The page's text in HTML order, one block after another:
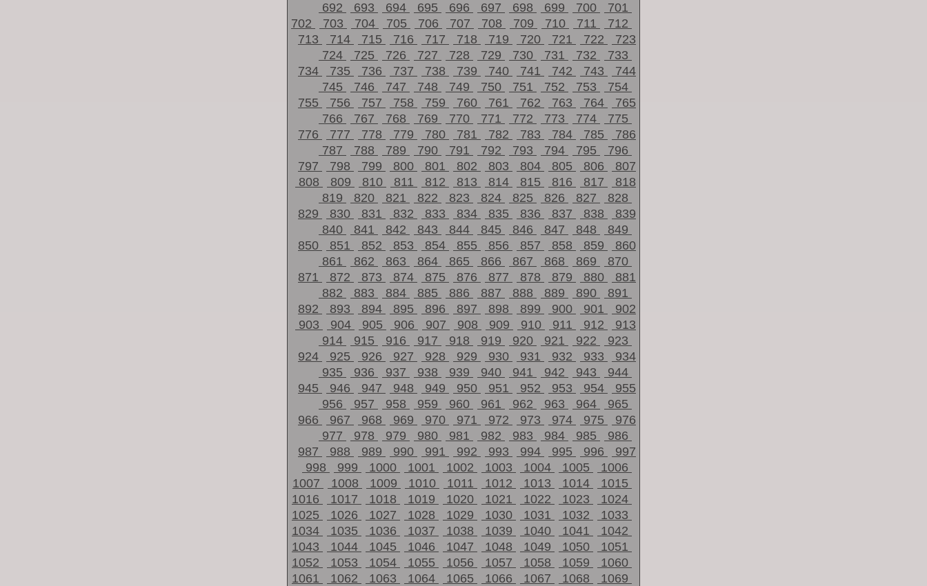
692
693 694 695 696 697 698 699 700
701
702
703 704 705 706 707 708 709 710 711
712
713
714 715 716 717 718 719 720 721 722
723
724
725 726 727 728 729 730 731 732
733
734
735 736 737 738 739 740 741 742 743
744
745
746 747 748 749 750 751 752 753
754
755
756 757 758 759 760 761 762 763 764
765
766
767 768 769 770 771 772 773 774
775
776
777 778 779 780 781 782 783 784 785
786
787
788 789 790 791 792 793 794 795
796
797
798 799 800 801 802 803 804 805 806
807
808
809 810 811 812 813 814 815 816 817
818
819
820 821 822 823 824 825 826 827
828
829
830 831 832 833 834 835 836 837 838
839
840
841 842 843 844 845 846 847 848
849
850
851 852 853 854 855 856 857 858 859
860
861
862 863 864 865 866 867 868 869
870
871
872 873 874 875 876 877 878 879 880
881
882
883 884 885 886 887 888 889 890
891
892
893 894 895 896 897 898 899 900 901
902
903
904 905 906 907 908 909 910 911 912
913
914
915 916 917 918 919 920 921 922
923
924
925 926 927 928 929 930 931 932 933
934
935
936 937 938 939 940 941 942 943
944
945
946 947 948 949 950 951 952 953 954
955
956
957 958 959 960 961 962 963 964
965
966
967 968 969 970 971 972 973 974 975
976
977
978 979 980 981 982 983 984 985
986
987
988 989 990 991 992 993 994 995 996
997
998
999 1000 1001 1002 1003 1004 1005
1006
1007
1008 1009 1010 1011 1012 1013 1014
1015
1016
1017 1018 1019 1020 1021 1022 1023
1024
1025
1026 1027 1028 1029 1030 1031 1032
1033
1034
1035 1036 1037 1038 1039 1040 1041
1042
1043
1044 1045 1046 1047 1048 1049 1050
1051
1052
1053 1054 1055 1056 1057 1058 1059
1060
1061
1062 1063 1064 1065 1066 1067 1068
1069